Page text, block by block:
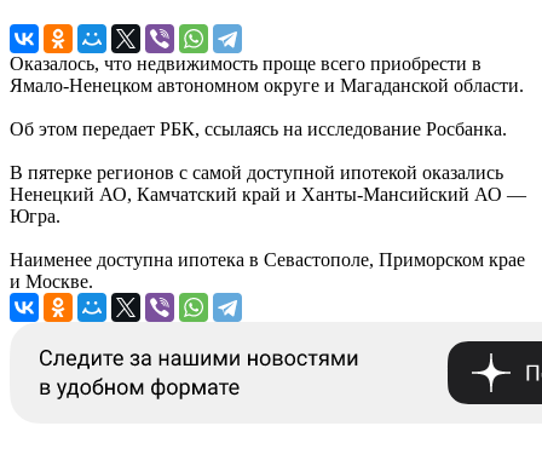
Оказалось, что недвижимость проще всего приобрести в
Ямало-Ненецком автономном округе и Магаданской области.
Об этом передает РБК, ссылаясь на исследование Росбанка.
В пятерке регионов с самой доступной ипотекой оказались
Ненецкий АО, Камчатский край и Ханты-Мансийский АО —
Югра.
Наименее доступна ипотека в Севастополе, Приморском крае
и Москве.